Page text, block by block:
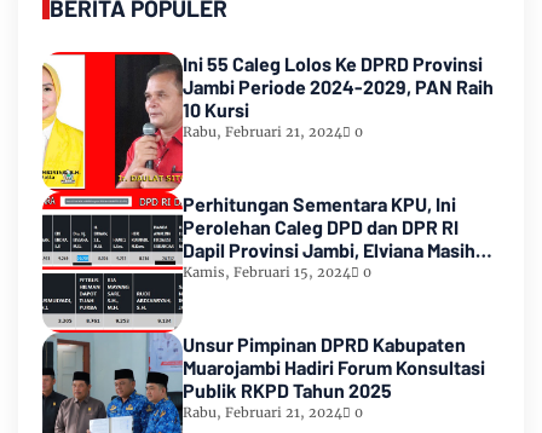
BERITA POPULER
Ini 55 Caleg Lolos Ke DPRD Provinsi
Jambi Periode 2024-2029, PAN Raih
10 Kursi
Rabu, Februari 21, 2024 0
Perhitungan Sementara KPU, Ini
Perolehan Caleg DPD dan DPR RI
Dapil Provinsi Jambi, Elviana Masih
Urutan Kedua Teratas
Kamis, Februari 15, 2024 0
Unsur Pimpinan DPRD Kabupaten
Muarojambi Hadiri Forum Konsultasi
Publik RKPD Tahun 2025
Rabu, Februari 21, 2024 0